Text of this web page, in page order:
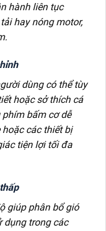
hành liên tục
hay nóng motor,
dùng có thể tùy
hoặc sở thích cá
bấm cơ dễ
các thiết bị
tiện lợi tối đa
giúp phân bổ gió
dụng trong các